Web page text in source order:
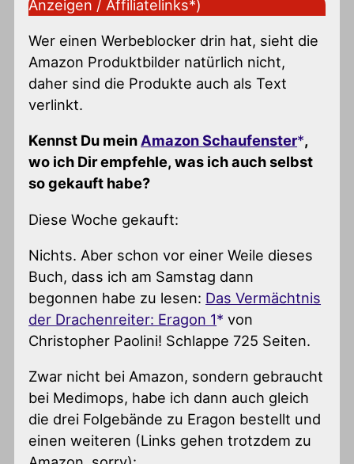
Anzeigen / Affiliatelinks*)
Wer einen Werbeblocker drin hat, sieht die
Amazon Produktbilder natürlich nicht,
daher sind die Produkte auch als Text
verlinkt.
Kennst Du meinAmazon Schaufenster ,
wo ich Dir empfehle, was ich auch selbst
so gekauft habe?
Diese Woche gekauft:
Nichts. Aber schon vor einer Weile dieses
Buch, dass ich am Samstag dann
begonnen habe zu lesen: Das Vermächtnis
der Drachenreiter: Eragon 1
von
Christopher Paolini! Schlappe 725 Seiten.
Zwar nicht bei Amazon, sondern gebraucht
bei Medimops, habe ich dann auch gleich
die drei Folgebände zu Eragon bestellt und
einen weiteren (Links gehen trotzdem zu